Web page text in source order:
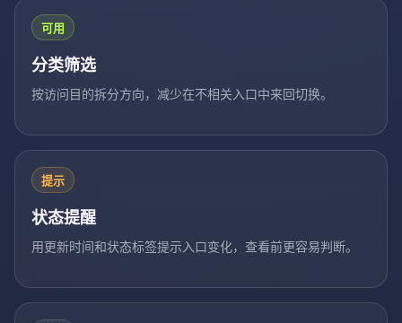
可用
分类筛选
按访问目的拆分方向，减少在不相关入口中来回切换。
提示
状态提醒
用更新时间和状态标签提示入口变化，查看前更容易判断。